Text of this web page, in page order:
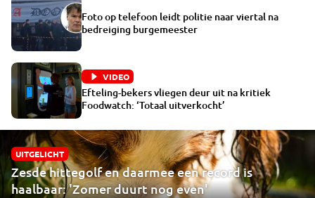
Foto op telefoon leidt politie naar viertal na
bedreiging burgemeester
VIDEO
Efteling-bekers vliegen deur uit na kritiek
Foodwatch: ‘Totaal uitverkocht’
UITGELICHT
Zesde hittegolf en daarmee een record is
haalbaar: 'Zomer duurt nog even'